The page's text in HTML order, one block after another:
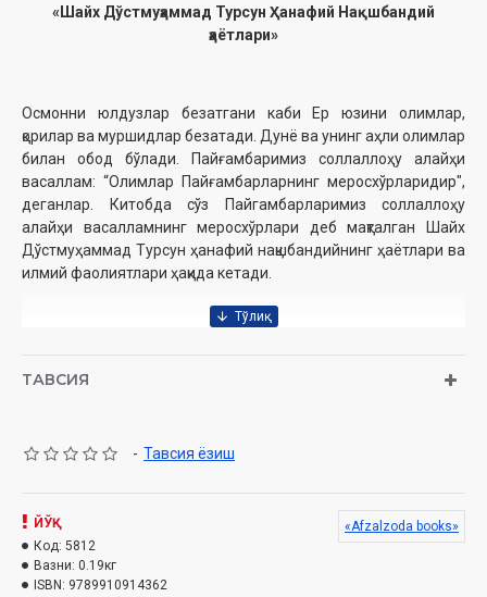
«Шайх Дўстмуҳаммад Турсун Ҳанафий Нақшбандий
ҳаётлари»
Осмонни юлдузлар безатгани каби Ер юзини олимлар,
қорилар ва муршидлар безатади. Дунё ва унинг аҳли олимлар
билан обод бўлади. Пайғамбаримиз соллаллоҳу алайҳи
васаллам: “Олимлар Пайғамбарларнинг меросхўрларидир",
деганлар. Китобда сўз Пайгамбарларимиз соллаллоҳу
алайҳи васалламнинг меросхўрлари деб мақталган Шайх
Дўстмуҳаммад Турсун ҳанафий нақшбандийнинг ҳаётлари ва
илмий фаолиятлари ҳақида кетади.
Сана:2024 йил
Муқоваси: қаттиқ
қўмитасининг 26.07.2024 йилдаги № 03-07/4542-сонли
ТАВСИЯ
- Тавсия ёзиш
ЙЎҚ
Код: 5812
Вазни: 0.19кг
ISBN: 9789910914362
«Afzalzoda books»